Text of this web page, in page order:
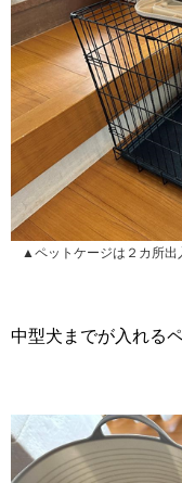
▲ペットケージは２カ所出
中型犬までが入れる